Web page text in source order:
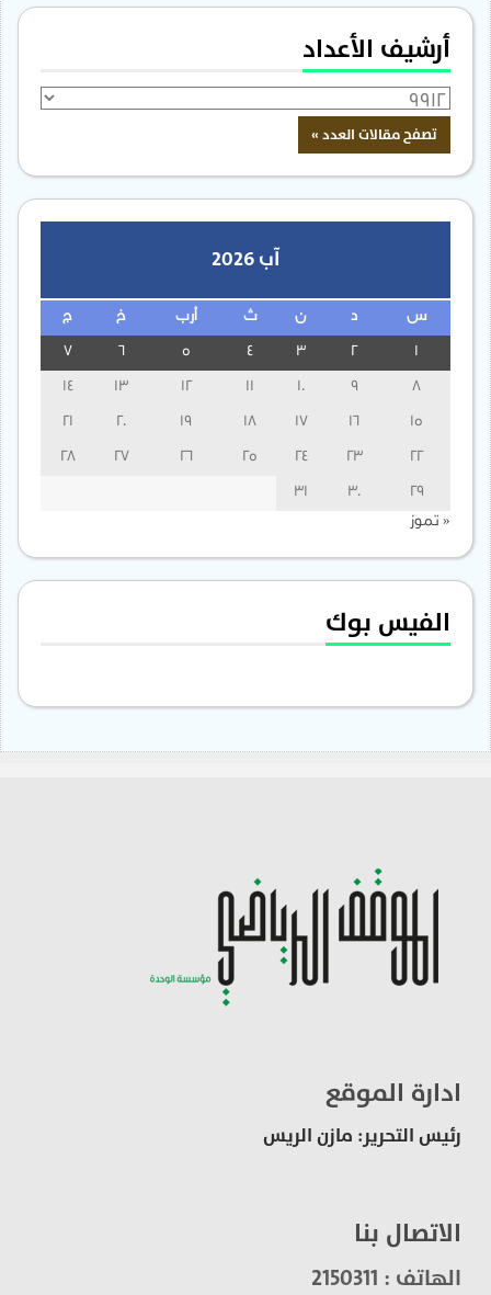
أرشيف الأعداد
آب 2026
س ن ث أرب خ ج
3
13
14
15
16
17
18
19
20
21
22
23
24
25
26
27
28
29
30
31
« تموز
الفيس بوك
ادارة الموقع
رئيس التحرير: مازن الريس
الاتصال بنا
الهاتف : 2150311